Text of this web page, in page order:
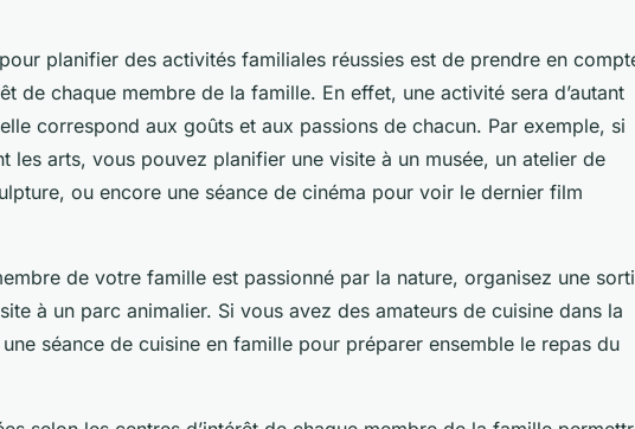
planifier des activités familiales réussies est de prendre en
de chaque membre de la famille. En effet, une activité sera d’autant
correspond aux goûts et aux passions de chacun. Par exemple, si
les arts, vous pouvez planifier une visite à un musée, un atelier de
ou encore une séance de cinéma pour voir le dernier film
de votre famille est passionné par la nature, organisez une
à un parc animalier. Si vous avez des amateurs de cuisine dans la
séance de cuisine en famille pour préparer ensemble le repas du